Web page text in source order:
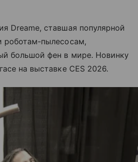
Dreame, ставшая популярной
роботам-пылесосам,
большой фен в мире. Новинку
на выставке CES 2026.